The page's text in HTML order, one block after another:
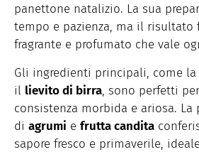
panettone natalizio. La sua
tempo e pazienza, ma il risultato
fragrante e profumato che vale
Gli ingredienti principali, come la
il lievito di birra, sono perfetti
consistenza morbida e ariosa. La
di agrumi e frutta candita
sapore fresco e primaverile,